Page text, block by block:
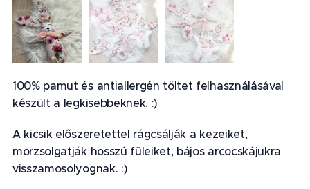
100% pamut és antiallergén töltet felhasználásával
készült a legkisebbeknek. :)
A kicsik előszeretettel rágcsálják a kezeiket,
morzsolgatják hosszú füleiket, bájos arcocskájukra
visszamosolyognak. :)